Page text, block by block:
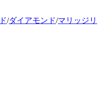
/ダイアモンド/マリッジリ